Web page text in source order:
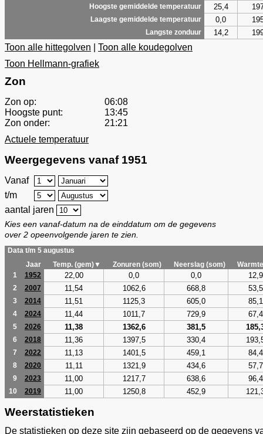
Hoogste gemiddelde temperatuur 25,4
Laagste gemiddelde temperatuur 0,0
Langste zonduur 14,2
Toon alle hittegolven
Toon alle koudegolven
Toon Hellmann-grafiek
Zon
Zon op:
06:08
Hoogste punt:
13:45
Zon onder:
21:21
Actuele temperatuur
Weergegevens vanaf 1951
Vanaf
t/m
aantal jaren
Kies een vanaf-datum na de einddatum om de gegevens
over 2 opeenvolgende jaren te zien.
Data t/m 5 augustus
Jaar
Temp. (gem)▼ Zonuren (som) Neerslag (som)
1
1952 22,00 0,0 0,0 12,9
2 2007 11,54 1062,6 668,8 53,5
3 2014 11,51 1125,3 605,0 85,1
4 2024 11,44 1011,7 729,9 67,4
5 2026 11,38 1362,6 381,5
6 2018 11,36 1397,5 330,4
7 2022 11,13 1401,5 459,1 84,4
8 2020 11,11 1321,9 434,6 57,7
9 2023 11,00 1217,7 638,6 96,4
10 2019 11,00 1250,8 452,9
Weerstatistieken
De statistieken op deze site zijn gebaseerd op de gegevens